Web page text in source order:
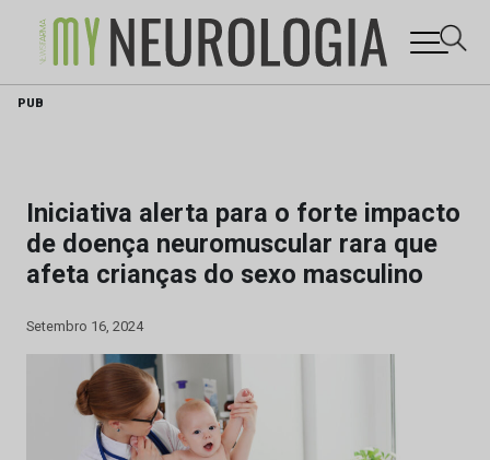
Skip
PUB
Iniciativa alerta para o forte impacto
de doença neuromuscular rara que
afeta crianças do sexo masculino
Setembro 16, 2024